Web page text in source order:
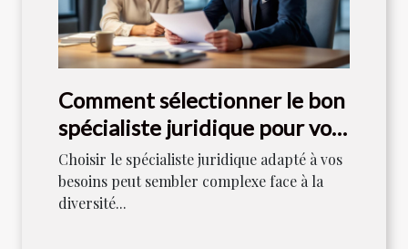
Comment sélectionner le bon
spécialiste juridique pour vos
besoins ?
Choisir le spécialiste juridique adapté à vos
besoins peut sembler complexe face à la
diversité...